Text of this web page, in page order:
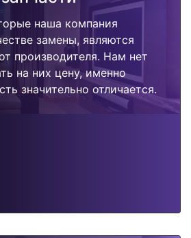
наша компания
замены, являются
производителя. Нам нет
на них цену, именно
значительно отличается.